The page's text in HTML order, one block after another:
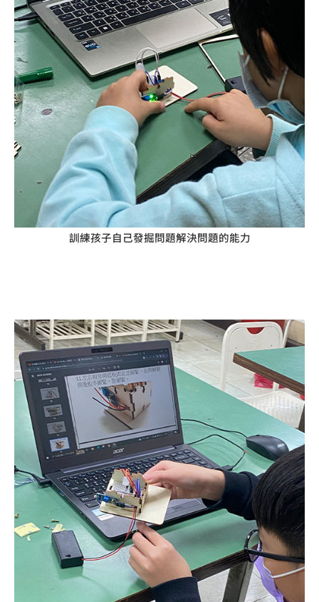
訓練孩子自己發掘問題解決問題的能力